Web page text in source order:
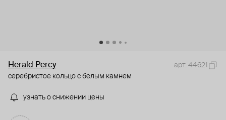
Herald Percy
арт. 44621
серебристое кольцо с белым камнем
узнать о снижении цены